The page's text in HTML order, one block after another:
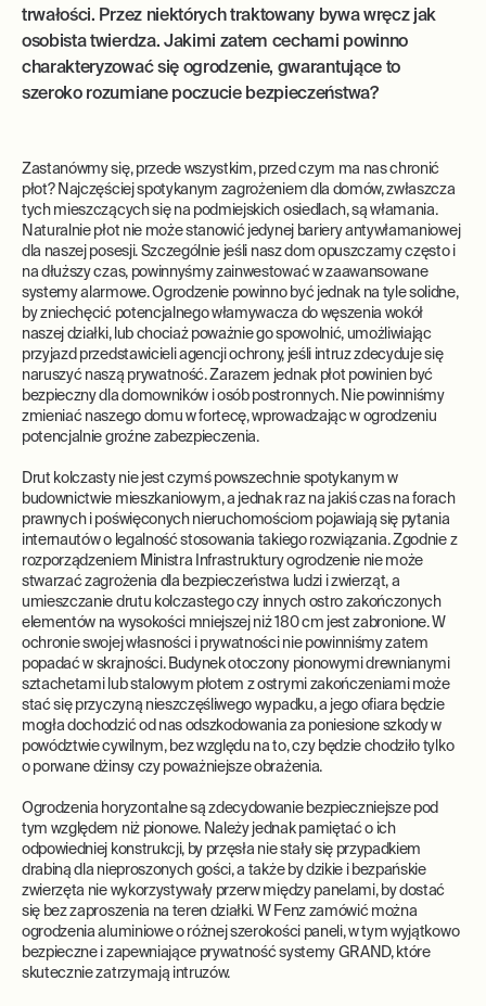
trwałości. Przez niektórych traktowany bywa wręcz jak
osobista twierdza. Jakimi zatem cechami powinno
charakteryzować się ogrodzenie, gwarantujące to
szeroko rozumiane poczucie bezpieczeństwa?
Zastanówmy się, przede wszystkim, przed czym ma nas chronić
płot? Najczęściej spotykanym zagrożeniem dla domów, zwłaszcza
tych mieszczących się na podmiejskich osiedlach, są włamania.
Naturalnie płot nie może stanowić jedynej bariery antywłamaniowej
dla naszej posesji. Szczególnie jeśli nasz dom opuszczamy często i
na dłuższy czas, powinnyśmy zainwestować w zaawansowane
systemy alarmowe. Ogrodzenie powinno być jednak na tyle solidne,
by zniechęcić potencjalnego włamywacza do węszenia wokół
naszej działki, lub chociaż poważnie go spowolnić, umożliwiając
przyjazd przedstawicieli agencji ochrony, jeśli intruz zdecyduje się
naruszyć naszą prywatność. Zarazem jednak płot powinien być
bezpieczny dla domowników i osób postronnych. Nie powinniśmy
zmieniać naszego domu w fortecę, wprowadzając w ogrodzeniu
potencjalnie groźne zabezpieczenia.
Drut kolczasty nie jest czymś powszechnie spotykanym w
budownictwie mieszkaniowym, a jednak raz na jakiś czas na forach
prawnych i poświęconych nieruchomościom pojawiają się pytania
internautów o legalność stosowania takiego rozwiązania. Zgodnie z
rozporządzeniem Ministra Infrastruktury ogrodzenie nie może
stwarzać zagrożenia dla bezpieczeństwa ludzi i zwierząt, a
umieszczanie drutu kolczastego czy innych ostro zakończonych
elementów na wysokości mniejszej niż 180 cm jest zabronione. W
ochronie swojej własności i prywatności nie powinniśmy zatem
popadać w skrajności. Budynek otoczony pionowymi drewnianymi
sztachetami lub stalowym płotem z ostrymi zakończeniami może
stać się przyczyną nieszczęśliwego wypadku, a jego ofiara będzie
mogła dochodzić od nas odszkodowania za poniesione szkody w
powództwie cywilnym, bez względu na to, czy będzie chodziło tylko
o porwane dżinsy czy poważniejsze obrażenia.
Ogrodzenia horyzontalne są zdecydowanie bezpieczniejsze pod
tym względem niż pionowe. Należy jednak pamiętać o ich
odpowiedniej konstrukcji, by przęsła nie stały się przypadkiem
drabiną dla nieproszonych gości, a także by dzikie i bezpańskie
zwierzęta nie wykorzystywały przerw między panelami, by dostać
się bez zaproszenia na teren działki. W Fenz zamówić można
ogrodzenia aluminiowe o różnej szerokości paneli, w tym wyjątkowo
bezpieczne i zapewniające prywatność systemy GRAND, które
skutecznie zatrzymają intruzów.